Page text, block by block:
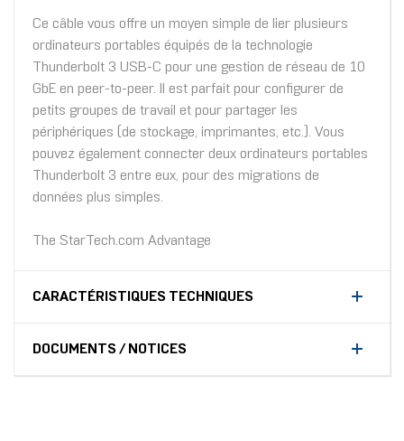
Ce câble vous offre un moyen simple de lier plusieurs
ordinateurs portables équipés de la technologie
Thunderbolt 3 USB-C pour une gestion de réseau de 10
GbE en peer-to-peer. Il est parfait pour configurer de
petits groupes de travail et pour partager les
périphériques (de stockage, imprimantes, etc.). Vous
pouvez également connecter deux ordinateurs portables
Thunderbolt 3 entre eux, pour des migrations de
données plus simples.
The StarTech.com Advantage
CARACTÉRISTIQUES TECHNIQUES
DOCUMENTS / NOTICES